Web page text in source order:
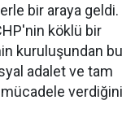
bir araya geldi.
köklü bir
kuruluşundan bu
adalet ve tam
mücadele verdiğini